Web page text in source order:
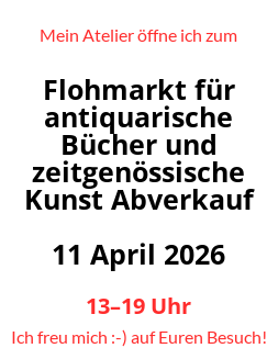
Mein Atelier öffne ich zum
Flohmarkt für
antiquarische
Bücher und
zeitgenössische
Kunst Abverkauf
11 April 2026
13–19 Uhr
Ich freu mich :-) auf Euren Besuch!